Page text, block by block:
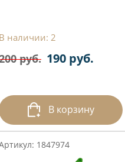
наличии: 2
руб. 190 руб.
В корзину
1847974